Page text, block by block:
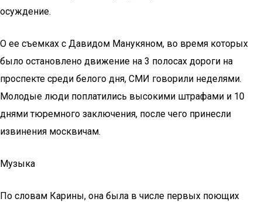
осуждение.
О ее съемках с Давидом Манукяном, во время которых
было остановлено движение на 3 полосах дороги на
проспекте среди белого дня, СМИ говорили неделями.
Молодые люди поплатились высокими штрафами и 10
днями тюремного заключения, после чего принесли
извинения москвичам.
Музыка
По словам Карины, она была в числе первых поющих